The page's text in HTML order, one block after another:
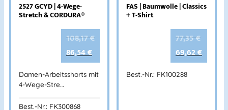
2527 GCYD | 4-Wege-
Stretch & CORDURA®
108,17€
86,54€
Damen-Arbeitsshorts mit
4-Wege-Stre…
Best.-Nr.: FK300868
FAS | Baumwolle | Classics
+ T-Shirt
77,35€
69,62€
Best.-Nr.: FK100288